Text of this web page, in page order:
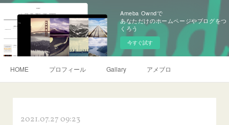
Ameba Owndで
あなただけのホームページやブログをつ
くろう
今すぐ試す
HOME プロフィール Gallary アメブロ
2021.07.27 09:23